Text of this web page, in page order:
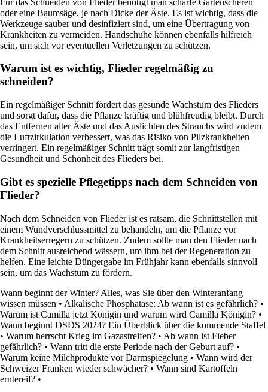
oder eine Baumsäge, je nach Dicke der Äste. Es ist wichtig, dass die
Werkzeuge sauber und desinfiziert sind, um eine Übertragung von
Krankheiten zu vermeiden. Handschuhe können ebenfalls hilfreich
sein, um sich vor eventuellen Verletzungen zu schützen.
Warum ist es wichtig, Flieder regelmäßig zu
schneiden?
Ein regelmäßiger Schnitt fördert das gesunde Wachstum des Flieders
und sorgt dafür, dass die Pflanze kräftig und blühfreudig bleibt. Durch
das Entfernen alter Äste und das Auslichten des Strauchs wird zudem
die Luftzirkulation verbessert, was das Risiko von Pilzkrankheiten
verringert. Ein regelmäßiger Schnitt trägt somit zur langfristigen
Gesundheit und Schönheit des Flieders bei.
Gibt es spezielle Pflegetipps nach dem Schneiden von
Flieder?
Nach dem Schneiden von Flieder ist es ratsam, die Schnittstellen mit
einem Wundverschlussmittel zu behandeln, um die Pflanze vor
Krankheitserregern zu schützen. Zudem sollte man den Flieder nach
dem Schnitt ausreichend wässern, um ihm bei der Regeneration zu
helfen. Eine leichte Düngergabe im Frühjahr kann ebenfalls sinnvoll
sein, um das Wachstum zu fördern.
Wann beginnt der Winter? Alles, was Sie über den Winteranfang
wissen müssen • Alkalische Phosphatase: Ab wann ist es gefährlich? •
Warum ist Camilla jetzt Königin und warum wird Camilla Königin? •
Wann beginnt DSDS 2024? Ein Überblick über die kommende Staffel
• Warum herrscht Krieg im Gazastreifen? • Ab wann ist Fieber
gefährlich? • Wann tritt die erste Periode nach der Geburt auf? •
Warum keine Milchprodukte vor Darmspiegelung • Wann wird der
Schweizer Franken wieder schwächer? • Wann sind Kartoffeln
erntereif? •